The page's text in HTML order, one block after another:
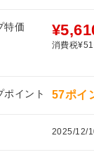
特価
消費税
ポイント 57ポイ
2025/12/